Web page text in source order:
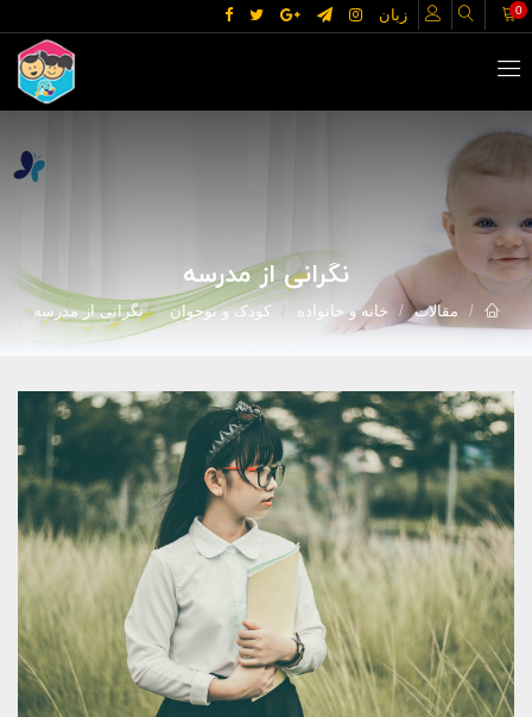
زبان 0
نگرانی از مدرسه
مقالات خانه و خانواده کودک و نوجوان نگرانی از مدرسه